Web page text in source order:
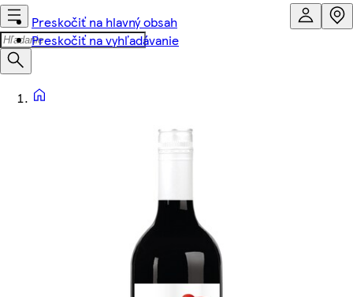
Preskočiť na hlavný obsah
Preskočiť na vyhľadávanie